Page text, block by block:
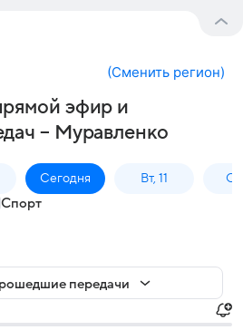
(Сменить регион)
эфир и
– Муравленко
Сегодня Вт, 11
Спорт
передачи